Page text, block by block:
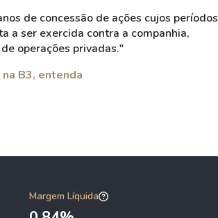
de concessão de ações cujos períodos
a ser exercida contra a companhia,
operações privadas."
B3, entenda
Margem Líquida